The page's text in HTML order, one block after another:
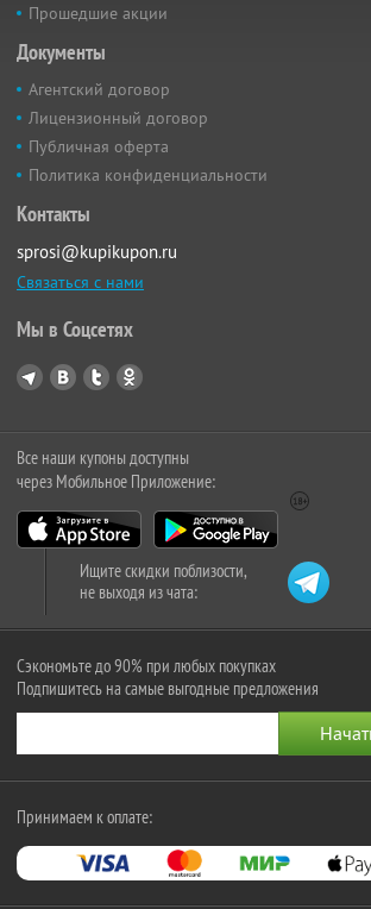
Прошедшие акции
Документы
Агентский договор
Лицензионный договор
Публичная оферта
Политика конфиденциальности
Контакты
sprosi@kupikupon.ru
Связаться с нами
Мы в Соцсетях
Все наши купоны доступны
через Мобильное Приложение:
Ищите скидки поблизости,
не выходя из чата:
Сэкономьте до 90% при любых покупках
Подпишитесь на самые выгодные предложения
Принимаем к оплате: